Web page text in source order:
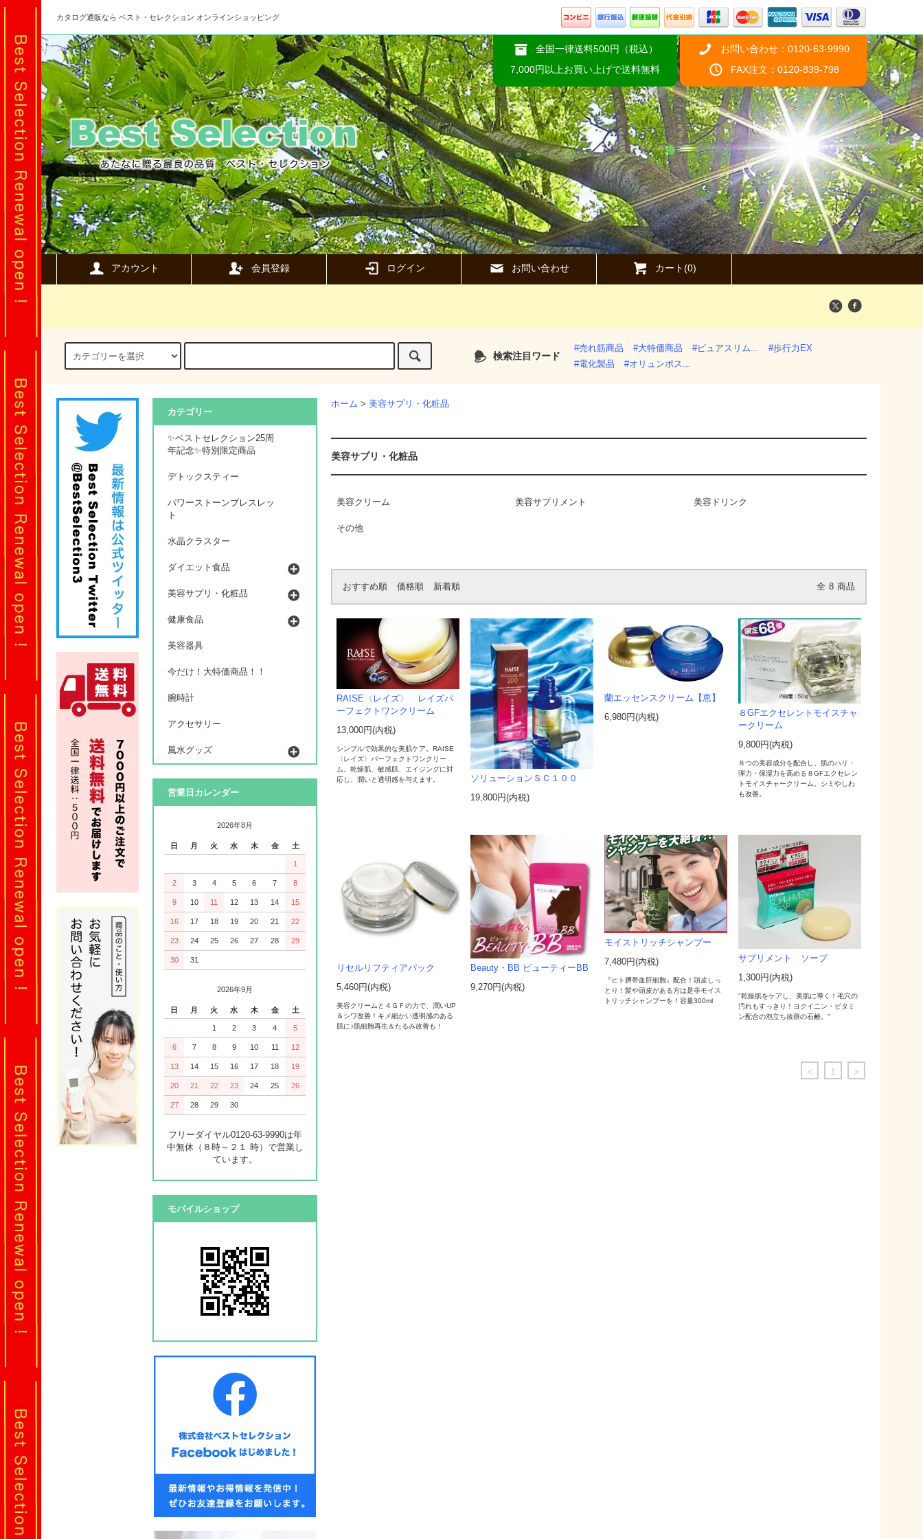
カタログ通販なら ベスト・セレクション オンラインショッピング
全国一律送料500円（税込）
7,000円以上お買い上げで送料無料
お問い合わせ：0120-63-9990
FAX注文：0120-839-798
アカウント 会員登録 ログイン お問い合わせ カート(0)
検索注目ワード
#売れ筋商品 #大特価商品 #ピュアスリム...
#歩行力EX
#電化製品
#オリュンポス...
ホーム > 美容サプリ・化粧品
美容サプリ・化粧品
美容クリーム 美容サプリメント 美容ドリンク
その他
おすすめ順 価格順 新着順 全 8 商品
RAISE〈レイズ〉 レイズパ
ーフェクトワンクリーム
13,000円(内税)
シンプルで効果的な美肌ケア。RAISE
〈レイズ〉パーフェクトワンクリー
ム。乾燥肌、敏感肌、エイジングに対
応し、潤いと透明感を与えます。
ソリューションＳＣ１００
19,800円(内税)
蘭エッセンスクリーム【恵】
6,980円(内税)
８GFエクセレントモイスチャ
ークリーム
9,800円(内税)
８つの美容成分を配合し、肌のハリ・
弾力・保湿力を高める８GFエクセレン
トモイスチャークリーム。シミやしわ
も改善。
リセルリフティアパック
5,460円(内税)
美容クリームと４ＧＦの力で、潤いUP
＆シワ改善！キメ細かい透明感のある
肌に♪肌細胞再生＆たるみ改善も！
Beauty・BB ビューティーBB
9,270円(内税)
モイストリッチシャンプー
7,480円(内税)
『ヒト臍帯血肝細胞』配合！頭皮しっ
とり！髪や頭皮がある方は是非モイス
トリッチシャンプーを！容量300ml
サプリメント ソープ
1,300円(内税)
"乾燥肌をケアし、美肌に導く！毛穴の
汚れもすっきり！ヨクイニン・ビタミ
ン配合の泡立ち抜群の石鹸。"
< 1 >
カテゴリー
✨ベストセレクション25周
年記念✨特別限定商品
デトックスティー
パワーストーンブレスレッ
ト
水晶クラスター
ダイエット食品
美容サプリ・化粧品
健康食品
美容器具
今だけ！大特価商品！！
腕時計
アクセサリー
風水グッズ
営業日カレンダー
2026年8月
日 月 火 水 木 金 土
1
2 3 4 5 6 7 8
9 10 11 12 13 14 15
16 17 18 19 20 21 22
23 24 25 26 27 28 29
30 31
2026年9月
日 月 火 水 木 金 土
1 2 3 4 5
6 7 8 9 10 11 12
13 14 15 16 17 18 19
20 21 22 23 24 25 26
27 28 29 30
フリーダイヤル0120-63-9990は年
中無休（８時～２１ 時）で営業し
ています。
モバイルショップ